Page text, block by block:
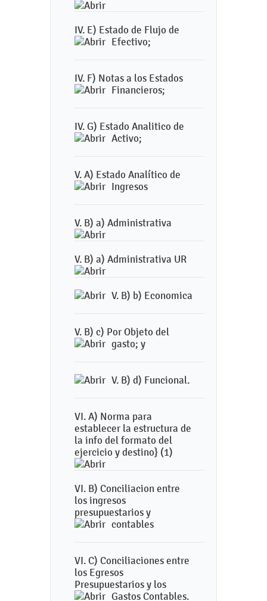
IV. E) Estado de Flujo de
Efectivo;
IV. F) Notas a los Estados
Financieros;
IV. G) Estado Analitico de
Activo;
V. A) Estado Analítico de
Ingresos
V. B) a) Administrativa
V. B) a) Administrativa UR
V. B) b) Economica
V. B) c) Por Objeto del
gasto; y
V. B) d) Funcional.
VI. A) Norma para
establecer la estructura de
la info del formato del
ejercicio y destino} (1)
VI. B) Conciliacion entre
los ingresos
presupuestarios y
contables
VI. C) Conciliaciones entre
los Egresos
Presupuestarios y los
Gastos Contables.